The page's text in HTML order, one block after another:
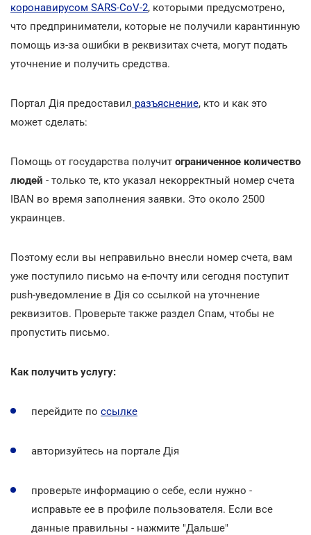
коронавирусом SARS-CoV-2, которыми предусмотрено,
что предприниматели, которые не получили карантинную
помощь из-за ошибки в реквизитах счета, могут подать
уточнение и получить средства.
Портал Дія предоставил разъяснение, кто и как это
может сделать:
Помощь от государства получит ограниченное количество
людей - только те, кто указал некорректный номер счета
IBAN во время заполнения заявки. Это около 2500
украинцев.
Поэтому если вы неправильно внесли номер счета, вам
уже поступило письмо на е-почту или сегодня поступит
push-уведомление в Дія со ссылкой на уточнение
реквизитов. Проверьте также раздел Спам, чтобы не
пропустить письмо.
Как получить услугу:
перейдите по ссылке
авторизуйтесь на портале Дія
проверьте информацию о себе, если нужно -
исправьте ее в профиле пользователя. Если все
данные правильны - нажмите "Дальше"